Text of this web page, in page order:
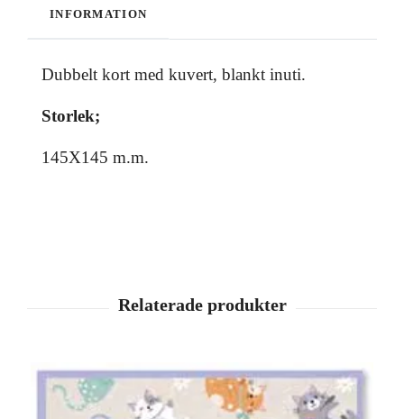
INFORMATION
Dubbelt kort med kuvert, blankt inuti.
Storlek;
145X145 m.m.